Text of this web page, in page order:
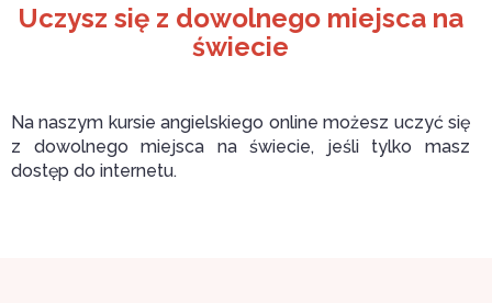
Uczysz się z dowolnego miejsca na
świecie
Na naszym kursie angielskiego online możesz uczyć się
z dowolnego miejsca na świecie, jeśli tylko masz
dostęp do internetu.